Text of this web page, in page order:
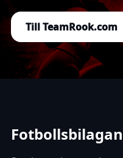
Till TeamRook.com